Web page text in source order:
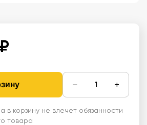
− +
в корзину не влечет обязанности
товара